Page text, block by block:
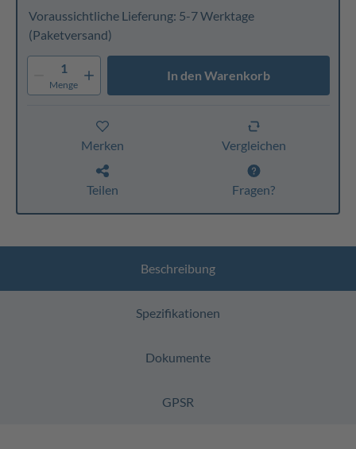
Voraussichtliche Lieferung: 5-7 Werktage
(Paketversand)
1
Menge
In den Warenkorb
Merken Vergleichen
Teilen Fragen?
Beschreibung
Spezifikationen
Dokumente
GPSR